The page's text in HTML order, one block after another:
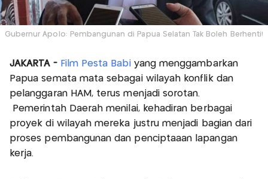
Gubernur Apolo: Pembangunan di Papua Selatan Tak Boleh Berhenti!
JAKARTA - Film Pesta Babi yang menggambarkan
Papua semata mata sebagai wilayah konflik dan
pelanggaran HAM, terus menjadi sorotan.
Pemerintah Daerah menilai, kehadiran berbagai
proyek di wilayah mereka justru menjadi bagian dari
proses pembangunan dan penciptaaan lapangan
kerja.